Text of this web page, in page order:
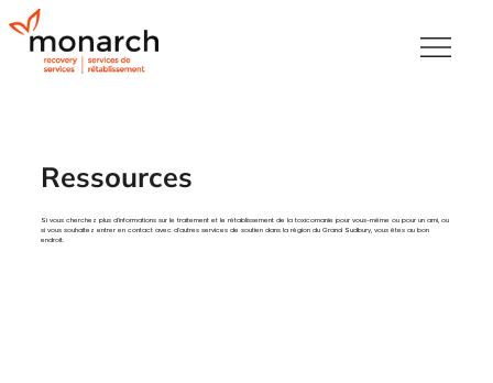
Ressources
Si vous cherchez plus d'informations sur le traitement et le rétablissement de la toxicomanie pour vous-même ou pour un ami, ou
si vous souhaitez entrer en contact avec d'autres services de soutien dans la région du Grand Sudbury, vous êtes au bon
endroit.